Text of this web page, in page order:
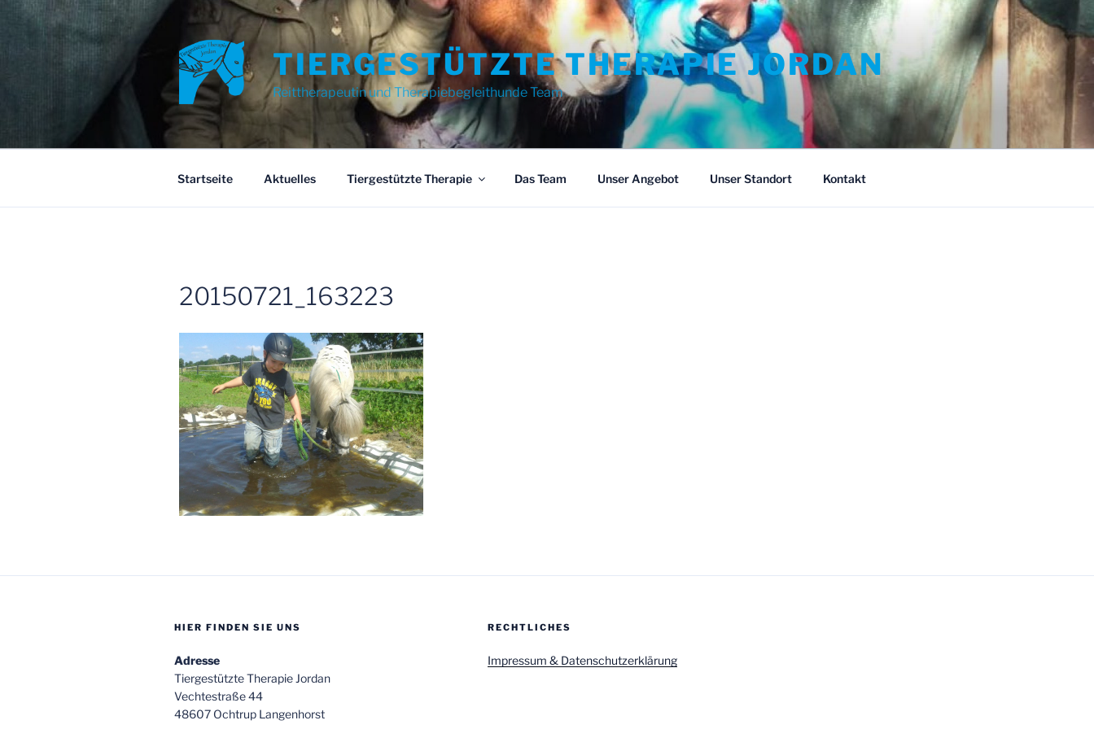
Zum
TIERGESTÜTZTE THERAPIE JORDAN
Reittherapeutin und Therapiebegleithunde Team
Startseite Aktuelles Tiergestützte Therapie Das Team Unser Angebot Unser Standort Kontakt
20150721_163223
HIER FINDEN SIE UNS
Adresse
Tiergestützte Therapie Jordan
Vechtestraße 44
48607 Ochtrup Langenhorst
RECHTLICHES
Impressum & Datenschutzerklärung